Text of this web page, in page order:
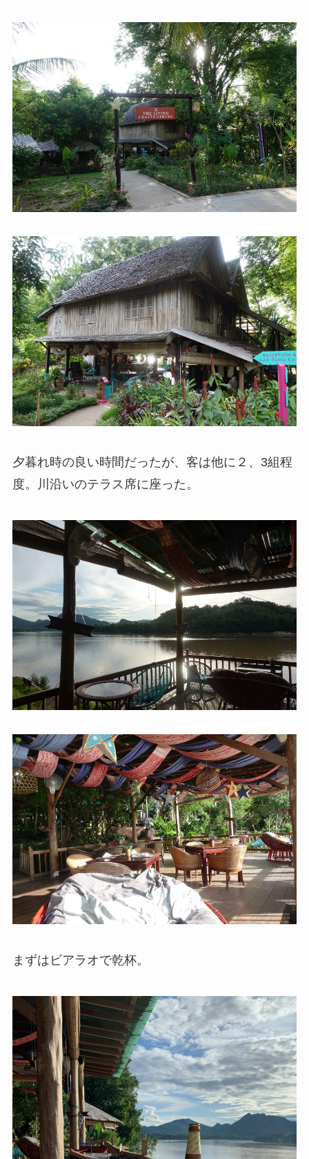
夕暮れ時の良い時間だったが、客は他に２、3組程
度。川沿いのテラス席に座った。
まずはビアラオで乾杯。